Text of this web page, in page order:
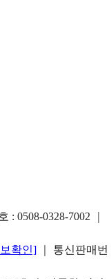
: 0508-0328-7002
확인]
｜ 통신판매번